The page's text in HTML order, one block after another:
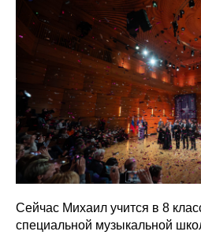
Сейчас Михаил учится в 8
специальной музыкальной